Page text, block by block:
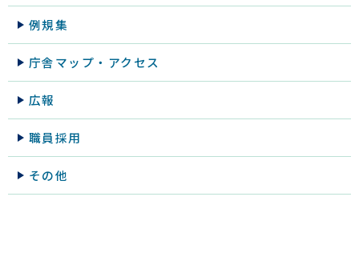
例規集
庁舎マップ・アクセス
広報
職員採用
その他